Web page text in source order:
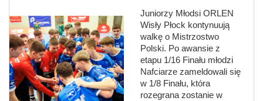
Juniorzy Młodsi ORLEN
Wisły Płock kontynuują
walkę o Mistrzostwo
Polski. Po awansie z
etapu 1/16 Finału młodzi
Nafciarze zameldowali się
w 1/8 Finału, która
rozegrana zostanie w